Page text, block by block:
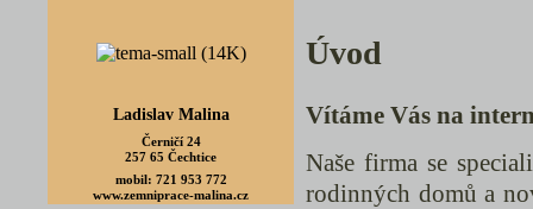
Ladislav Malina
Černičí 24
257 65 Čechtice
mobil: 721 953 772
www.zemniprace-malina.cz
Úvod
Vítáme Vás na
Naše firma se
rodinných domů a